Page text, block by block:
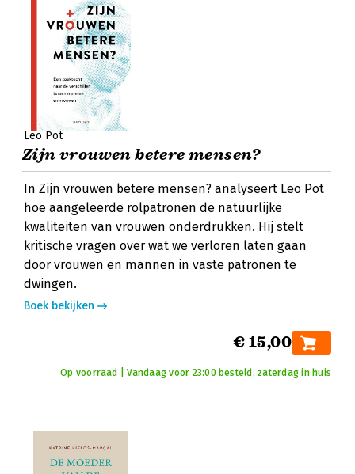
Leo Pot
Zijn vrouwen betere mensen?
In Zijn vrouwen betere mensen? analyseert Leo Pot
hoe aangeleerde rolpatronen de natuurlijke
kwaliteiten van vrouwen onderdrukken. Hij stelt
kritische vragen over wat we verloren laten gaan
door vrouwen en mannen in vaste patronen te
dwingen.
Boek bekijken
€ 15,00
Op voorraad | Vandaag voor 23:00 besteld, zaterdag in huis